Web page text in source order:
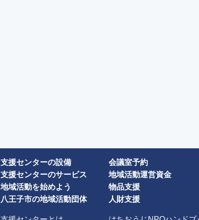
支援センターの設備
支援センターのサービス
地域活動を始めよう
八王子市の地域活動団体
会議室予約
地域活動運営資金
物品支援
人財支援